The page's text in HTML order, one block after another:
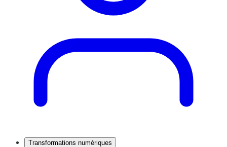
Transformations numériques